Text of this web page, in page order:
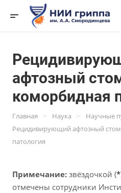
афтозный
коморбидная
Главная > Наука > Научные
Рецидивирующий афтозный
патология
Примечание: звёздочкой (*
отмечены сотрудники